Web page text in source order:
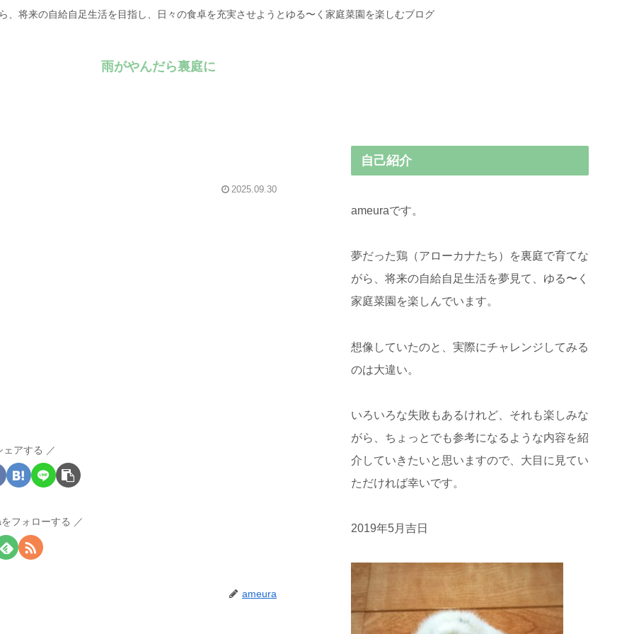
、将来の自給自足生活を目指し、日々の食卓を充実させようとゆる〜く家庭菜園を楽しむブログ
雨がやんだら裏庭に
2025.09.30
ェアする
フォローする
ameura
自己紹介
ameuraです。
夢だった鶏（アローカナたち）を裏庭で育てな
がら、将来の自給自足生活を夢見て、ゆる〜く
家庭菜園を楽しんでいます。
想像していたのと、実際にチャレンジしてみる
のは大違い。
いろいろな失敗もあるけれど、それも楽しみな
がら、ちょっとでも参考になるような内容を紹
介していきたいと思いますので、大目に見てい
ただければ幸いです。
2019年5月吉日